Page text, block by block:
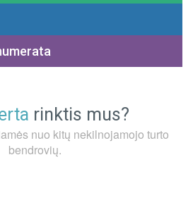
rinktis mus?
nuo kitų nekilnojamojo turto
bendrovių.